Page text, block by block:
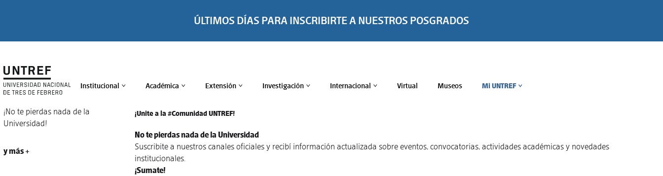
ÚLTIMOS DÍAS PARA INSCRIBIRTE A NUESTROS POSGRADOS
Institucional > Académica > Extensión > Investigación > Internacional > Virtual Museos Mi UNTREF >
¡No te pierdas nada de la
Universidad!
y más +
¡Unite a la #Comunidad UNTREF!
No te pierdas nada de la Universidad
Suscribite a nuestros canales oficiales y recibí información actualizada sobre eventos, convocatorias, actividades académicas y novedades
institucionales.
¡Sumate!